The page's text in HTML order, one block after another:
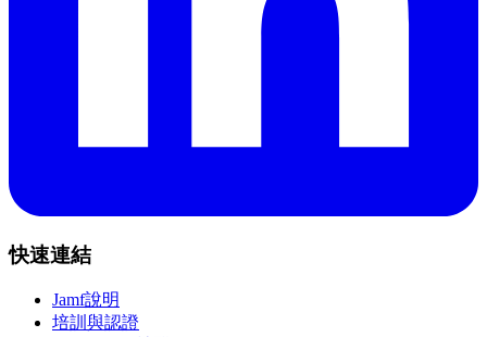
快速連結
Jamf說明
培訓與認證